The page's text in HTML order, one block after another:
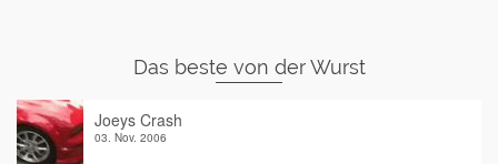
Das beste von der Wurst
Joeys Crash
03. Nov. 2006